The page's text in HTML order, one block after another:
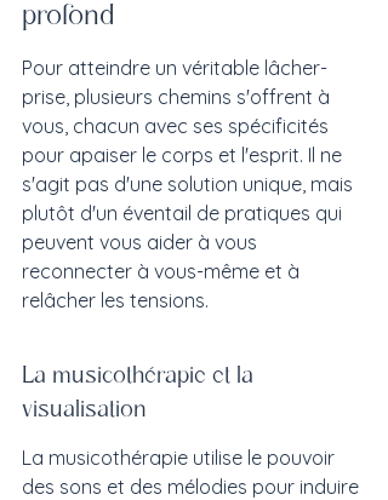
profond
Pour atteindre un véritable lâcher-
prise, plusieurs chemins s'offrent à
vous, chacun avec ses spécificités
pour apaiser le corps et l'esprit. Il ne
s'agit pas d'une solution unique, mais
plutôt d'un éventail de pratiques qui
peuvent vous aider à vous
reconnecter à vous-même et à
relâcher les tensions.
La musicothérapie et la
visualisation
La musicothérapie utilise le pouvoir
des sons et des mélodies pour induire